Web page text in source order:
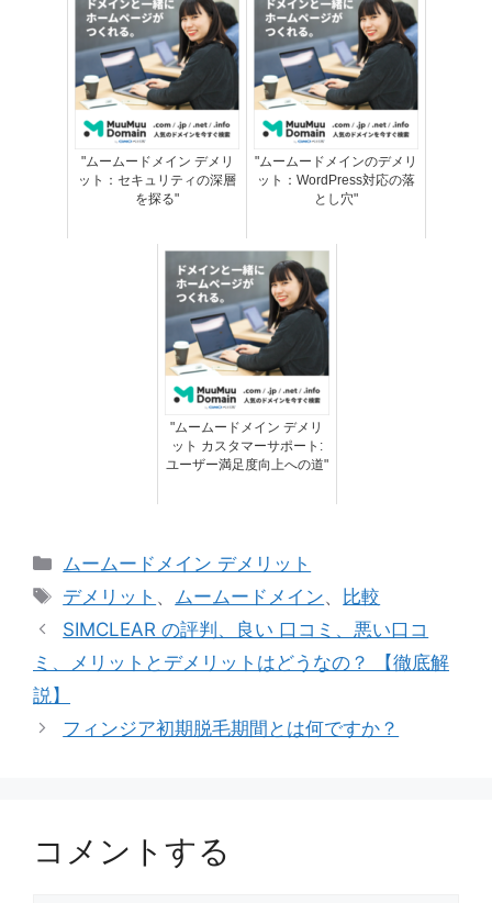
"ムームードメイン デメリ
ット：セキュリティの深層
を探る"
"ムームードメインのデメリ
ット：WordPress対応の落
とし穴"
"ムームードメイン デメリ
ット カスタマーサポート:
ユーザー満足度向上への道"
カ
テ
リ
ー
ムームードメイン デメリット
タ
グ
デメリット 、 ムームードメイン、 比較
SIMCLEAR の評判、良い 口コミ、悪い口コ
ミ、メリットとデメリットはどうなの？ 【徹底解
説】
フィンジア初期脱毛期間とは何ですか？
コメントする